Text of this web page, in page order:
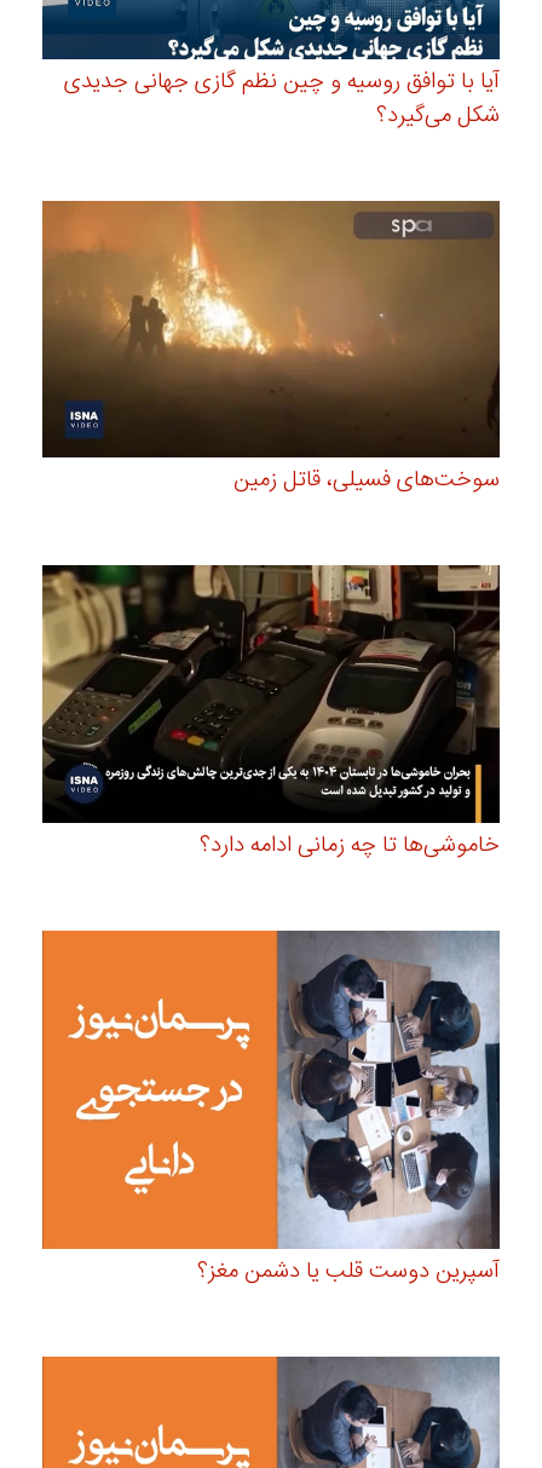
آیا با توافق روسیه و چین نظم گازی جهانی جدیدی
شکل می‌گیرد؟
سوخت‌های فسیلی، قاتل زمین
خاموشی‌ها تا چه زمانی ادامه دارد؟
آسپرین دوست قلب یا دشمن مغز؟